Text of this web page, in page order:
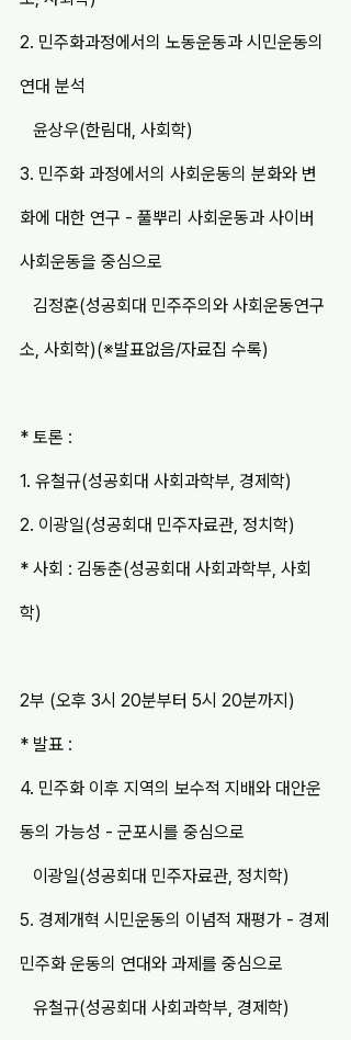
2. 민주화과정에서의 노동운동과 시민운동의
연대 분석
   윤상우(한림대, 사회학)
3. 민주화 과정에서의 사회운동의 분화와 변
화에 대한 연구 - 풀뿌리 사회운동과 사이버
사회운동을 중심으로
소, 사회학)(※발표없음/자료집 수록)
* 토론 :
1. 유철규(성공회대 사회과학부, 경제학)
2. 이광일(성공회대 민주자료관, 정치학)
* 사회 : 김동춘(성공회대 사회과학부, 사회
학)
2부 (오후 3시 20분부터 5시 20분까지)
* 발표 :
4. 민주화 이후 지역의 보수적 지배와 대안운
동의 가능성 - 군포시를 중심으로
   이광일(성공회대 민주자료관, 정치학)
5. 경제개혁 시민운동의 이념적 재평가 - 경제
민주화 운동의 연대와 과제를 중심으로
   유철규(성공회대 사회과학부, 경제학)